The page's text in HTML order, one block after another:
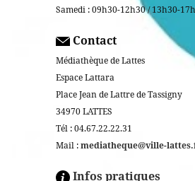
Samedi : 09h30-12h30 / 13h30-
Contact
Médiathèque de Lattes
Espace Lattara
Place Jean de Lattre de Tassigny
34970 LATTES
Tél : 04.67.22.22.31
Mail :mediatheque@ville-
Infos pratiques